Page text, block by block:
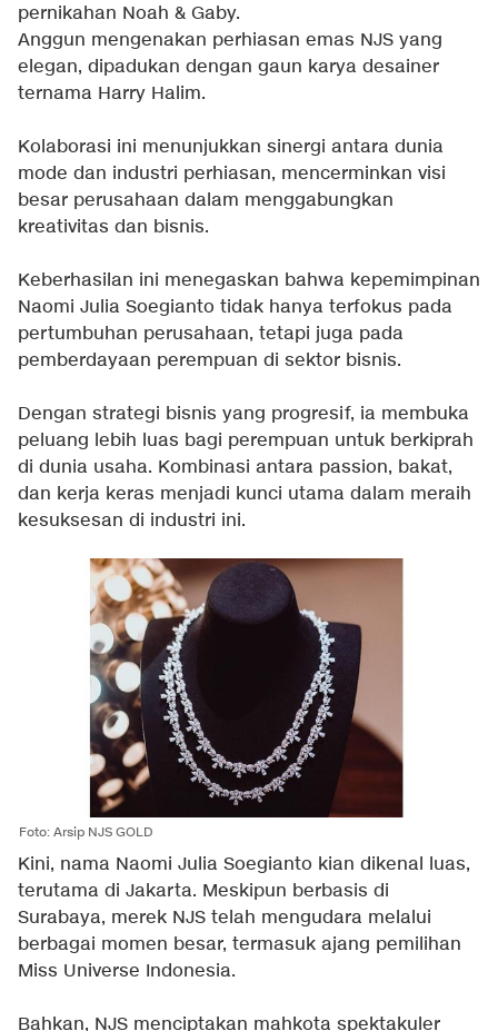
pernikahan Noah & Gaby.
Anggun mengenakan perhiasan emas NJS yang
elegan, dipadukan dengan gaun karya desainer
ternama Harry Halim.
Kolaborasi ini menunjukkan sinergi antara dunia
mode dan industri perhiasan, mencerminkan visi
besar perusahaan dalam menggabungkan
kreativitas dan bisnis.
Keberhasilan ini menegaskan bahwa kepemimpinan
Naomi Julia Soegianto tidak hanya terfokus pada
pertumbuhan perusahaan, tetapi juga pada
pemberdayaan perempuan di sektor bisnis.
Dengan strategi bisnis yang progresif, ia membuka
peluang lebih luas bagi perempuan untuk berkiprah
di dunia usaha. Kombinasi antara passion, bakat,
dan kerja keras menjadi kunci utama dalam meraih
kesuksesan di industri ini.
Foto: Arsip NJS GOLD
Kini, nama Naomi Julia Soegianto kian dikenal luas,
terutama di Jakarta. Meskipun berbasis di
Surabaya, merek NJS telah mengudara melalui
berbagai momen besar, termasuk ajang pemilihan
Miss Universe Indonesia.
Bahkan, NJS menciptakan mahkota spektakuler